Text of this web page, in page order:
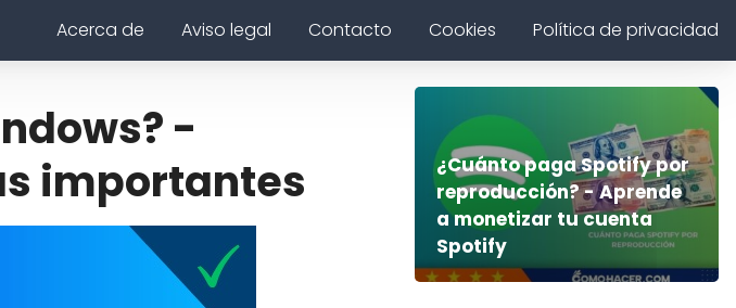
Acerca de Aviso legal Contacto Cookies Política de privacidad
-
importantes
¿Cuánto paga Spotify por
reproducción? - Aprende
a monetizar tu cuenta
Spotify